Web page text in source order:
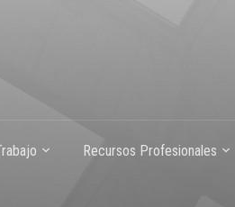
Recursos Profesionales